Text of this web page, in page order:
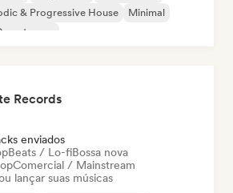
& Progressive House
Minimal
Records
enviados
Beats / Lo-fiBossa nova
Comercial / Mainstream
lançar suas músicas